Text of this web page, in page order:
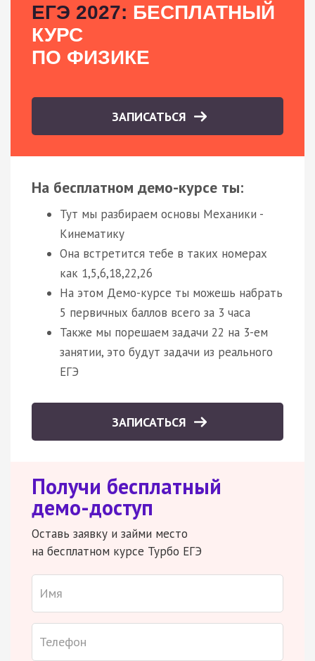
ЕГЭ 2027: БЕСПЛАТНЫЙ
КУРС
ПО ФИЗИКЕ
ЗАПИСАТЬСЯ
На бесплатном демо-курсе ты:
Тут мы разбираем основы Механики -
Кинематику
Она встретится тебе в таких номерах
как 1,5,6,18,22,26
На этом Демо-курсе ты можешь набрать
5 первичных баллов всего за 3 часа
Также мы порешаем задачи 22 на 3-ем
занятии, это будут задачи из реального
ЕГЭ
ЗАПИСАТЬСЯ
Получи бесплатный
демо-доступ
Оставь заявку и займи место
на бесплатном курсе Турбо ЕГЭ